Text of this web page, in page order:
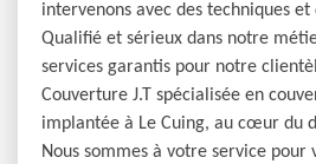
intervenons avec des techniques
Qualifié et sérieux dans notre
services garantis pour notre
Couverture J.T spécialisée en
implantée à Le Cuing, au cœur du
Nous sommes à votre service pour